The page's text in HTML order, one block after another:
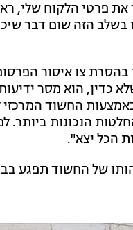
פרטי הלקוח שלי,
הזה שום דבר
צו איסור
כדין, הוא מסר
החשוד
הנכונות
הכל יצא".
של החשוד תפגע